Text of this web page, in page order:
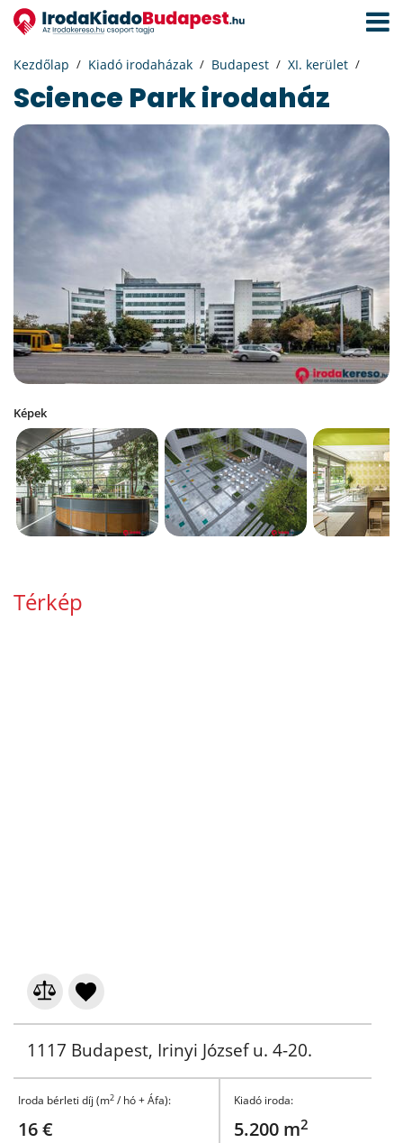
Kezdőlap Kiadó irodaházak Budapest XI. kerület
Science Park irodaház
Képek
Térkép
1117 Budapest, Irinyi József u. 4-20.
Iroda bérleti díj (m2 / hó + Áfa):
16 €
Kiadó iroda:
5.200 m2